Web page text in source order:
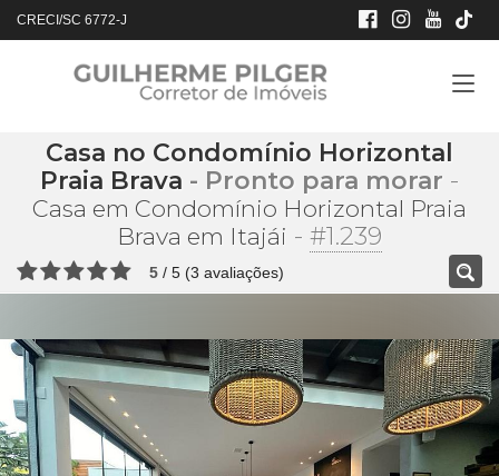
CRECI/SC 6772-J
Casa no Condomínio Horizontal
Praia Brava - Pronto para morar -
Casa em Condomínio Horizontal Praia
Brava em Itajái - #1.239
5 / 5 (3 avaliações)